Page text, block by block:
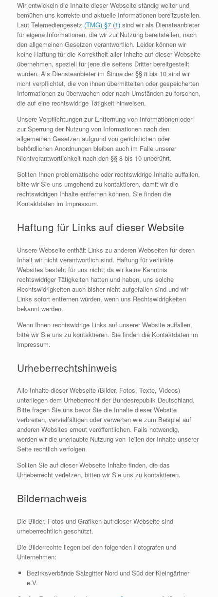
Wir entwickeln die Inhalte dieser Webseite ständig weiter und
bemühen uns korrekte und aktuelle Informationen bereitzustellen.
Laut Telemediengesetz (TMG) §7 (1) sind wir als Diensteanbieter
für eigene Informationen, die wir zur Nutzung bereitstellen, nach
den allgemeinen Gesetzen verantwortlich. Leider können wir
keine Haftung für die Korrektheit aller Inhalte auf dieser Webseite
übernehmen, speziell für jene die seitens Dritter bereitgestellt
wurden. Als Diensteanbieter im Sinne der §§ 8 bis 10 sind wir
nicht verpflichtet, die von ihnen übermittelten oder gespeicherten
Informationen zu überwachen oder nach Umständen zu forschen,
die auf eine rechtswidrige Tätigkeit hinweisen.
Unsere Verpflichtungen zur Entfernung von Informationen oder
zur Sperrung der Nutzung von Informationen nach den
allgemeinen Gesetzen aufgrund von gerichtlichen oder
behördlichen Anordnungen bleiben auch im Falle unserer
Nichtverantwortlichkeit nach den §§ 8 bis 10 unberührt.
Sollten Ihnen problematische oder rechtswidrige Inhalte auffallen,
bitte wir Sie uns umgehend zu kontaktieren, damit wir die
rechtswidrigen Inhalte entfernen können. Sie finden die
Kontaktdaten im Impressum.
Haftung für Links auf dieser Website
Unsere Webseite enthält Links zu anderen Webseiten für deren
Inhalt wir nicht verantwortlich sind. Haftung für verlinkte
Websites besteht für uns nicht, da wir keine Kenntnis
rechtswidriger Tätigkeiten hatten und haben, uns solche
Rechtswidrigkeiten auch bisher nicht aufgefallen sind und wir
Links sofort entfernen würden, wenn uns Rechtswidrigkeiten
bekannt werden.
Wenn Ihnen rechtswidrige Links auf unserer Website auffallen,
bitte wir Sie uns zu kontaktieren. Sie finden die Kontaktdaten im
Impressum.
Urheberrechtshinweis
Alle Inhalte dieser Webseite (Bilder, Fotos, Texte, Videos)
unterliegen dem Urheberrecht der Bundesrepublik Deutschland.
Bitte fragen Sie uns bevor Sie die Inhalte dieser Website
verbreiten, vervielfältigen oder verwerten wie zum Beispiel auf
anderen Websites erneut veröffentlichen. Falls notwendig,
werden wir die unerlaubte Nutzung von Teilen der Inhalte unserer
Seite rechtlich verfolgen.
Sollten Sie auf dieser Webseite Inhalte finden, die das
Urheberrecht verletzen, bitten wir Sie uns zu kontaktieren.
Bildernachweis
Die Bilder, Fotos und Grafiken auf dieser Webseite sind
urheberrechtlich geschützt.
Die Bilderrechte liegen bei den folgenden Fotografen und
Unternehmen:
Bezirksverbände Salzgitter Nord und Süd der Kleingärtner
e.V.